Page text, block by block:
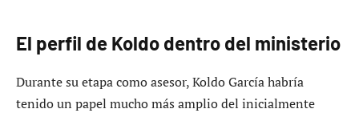
El perfil de Koldo dentro del ministerio
Durante su etapa como asesor, Koldo García habría
tenido un papel mucho más amplio del inicialmente